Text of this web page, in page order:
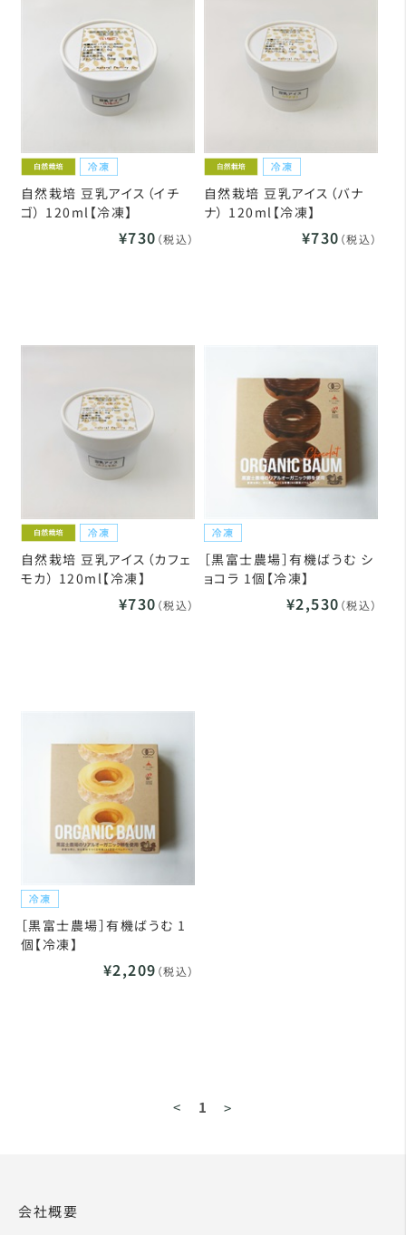
自然栽培 豆乳アイス（イチ
ゴ） 120ml【冷凍】
¥730 （税込）
自然栽培 豆乳アイス（バナ
ナ） 120ml【冷凍】
¥730 （税込）
自然栽培 豆乳アイス（カフェ
モカ） 120ml【冷凍】
¥730 （税込）
［黒富士農場］有機ばうむ シ
ョコラ 1個【冷凍】
¥2,530 （税込）
［黒富士農場］有機ばうむ 1
個【冷凍】
¥2,209 （税込）
< 1 >
会社概要